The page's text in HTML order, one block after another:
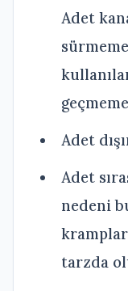
Adet
Adet
Adet
nedeni
kramplar
tarzda